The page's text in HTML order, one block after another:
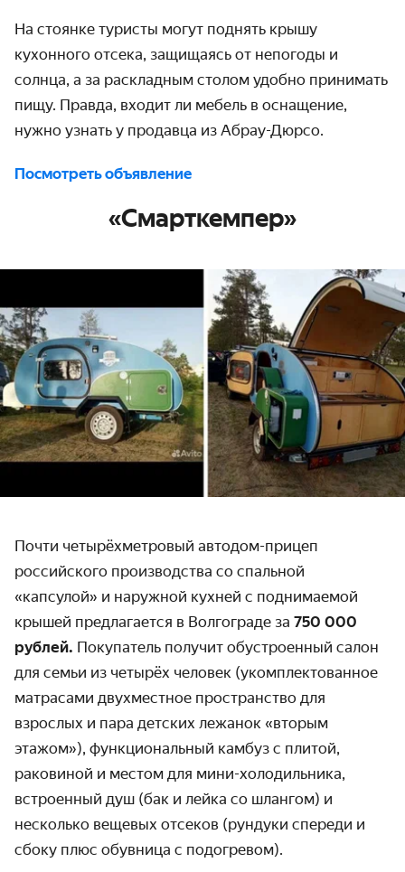
На стоянке туристы могут поднять крышу
кухонного отсека, защищаясь от непогоды и
солнца, а за раскладным столом удобно принимать
пищу. Правда, входит ли мебель в оснащение,
нужно узнать у продавца из Абрау-Дюрсо.
Посмотреть объявление
«Смарткемпер»
Почти четырёхметровый автодом-прицеп
российского производства со спальной
«капсулой» и наружной кухней с поднимаемой
крышей предлагается в Волгограде за 750 000
рублей. Покупатель получит обустроенный салон
для семьи из четырёх человек (укомплектованное
матрасами двухместное пространство для
взрослых и пара детских лежанок «вторым
этажом»), функциональный камбуз с плитой,
раковиной и местом для мини-холодильника,
встроенный душ (бак и лейка со шлангом) и
несколько вещевых отсеков (рундуки спереди и
сбоку плюс обувница с подогревом).